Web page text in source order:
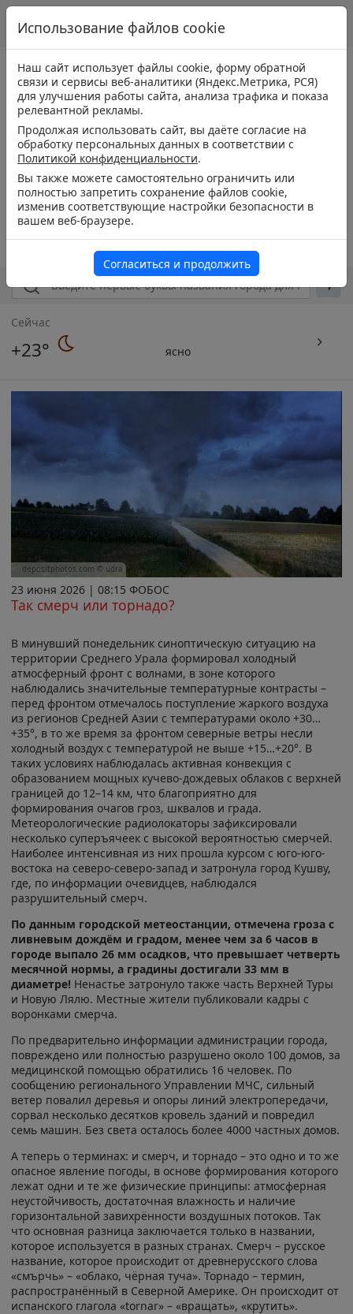
Сейчас
+23° ясно
depositphotos.com © udra
23 июня 2026 | 08:15 ФОБОС
Так смерч или торнадо?
В минувший понедельник синоптическую ситуацию на
территории Среднего Урала формировал холодный
атмосферный фронт с волнами, в зоне которого
наблюдались значительные температурные контрасты –
перед фронтом отмечалось поступление жаркого воздуха
из регионов Средней Азии с температурами около +30…
+35°, в то же время за фронтом северные ветры несли
холодный воздух с температурой не выше +15…+20°. В
таких условиях наблюдалась активная конвекция с
образованием мощных кучево-дождевых облаков с верхней
границей до 12–14 км, что благоприятно для
формирования очагов гроз, шквалов и града.
Метеорологические радиолокаторы зафиксировали
несколько суперъячеек с высокой вероятностью смерчей.
Наиболее интенсивная из них прошла курсом с юго-юго-
востока на северо-северо-запад и затронула город Кушву,
где, по информации очевидцев, наблюдался
разрушительный смерч.
По данным городской метеостанции, отмечена гроза с
ливневым дождём и градом, менее чем за 6 часов в
городе выпало 26 мм осадков, что превышает четверть
месячной нормы, а градины достигали 33 мм в
диаметре! Ненастье затронуло также часть Верхней Туры
и Новую Лялю. Местные жители публиковали кадры с
воронками смерча.
По предварительно информации администрации города,
повреждено или полностью разрушено около 100 домов, за
медицинской помощью обратились 16 человек. По
сообщению регионального Управлении МЧС, сильный
ветер повалил деревья и опоры линий электропередачи,
сорвал несколько десятков кровель зданий и повредил
семь машин. Без света осталось более 4000 частных домов.
А теперь о терминах: и смерч, и торнадо – это одно и то же
опасное явление погоды, в основе формирования которого
лежат одни и те же физические принципы: атмосферная
неустойчивость, достаточная влажность и наличие
горизонтальной завихрённости воздушных потоков. Так
что основная разница заключается только в названии,
которое используется в разных странах. Смерч – русское
название, которое происходит от древнерусского слова
«смърчь» – «облако, чёрная туча». Торнадо – термин,
распространённый в Северной Америке. Он происходит от
испанского глагола «tornar» – «вращать», «крутить».
Использование файлов cookie
Наш сайт использует файлы cookie, форму обратной
связи и сервисы веб-аналитики (Яндекс.Метрика, РСЯ)
для улучшения работы сайта, анализа трафика и показа
релевантной рекламы.
Продолжая использовать сайт, вы даёте согласие на
обработку персональных данных в соответствии с
Политикой конфиденциальности.
Вы также можете самостоятельно ограничить или
полностью запретить сохранение файлов cookie,
изменив соответствующие настройки безопасности в
вашем веб-браузере.
Согласиться и продолжить